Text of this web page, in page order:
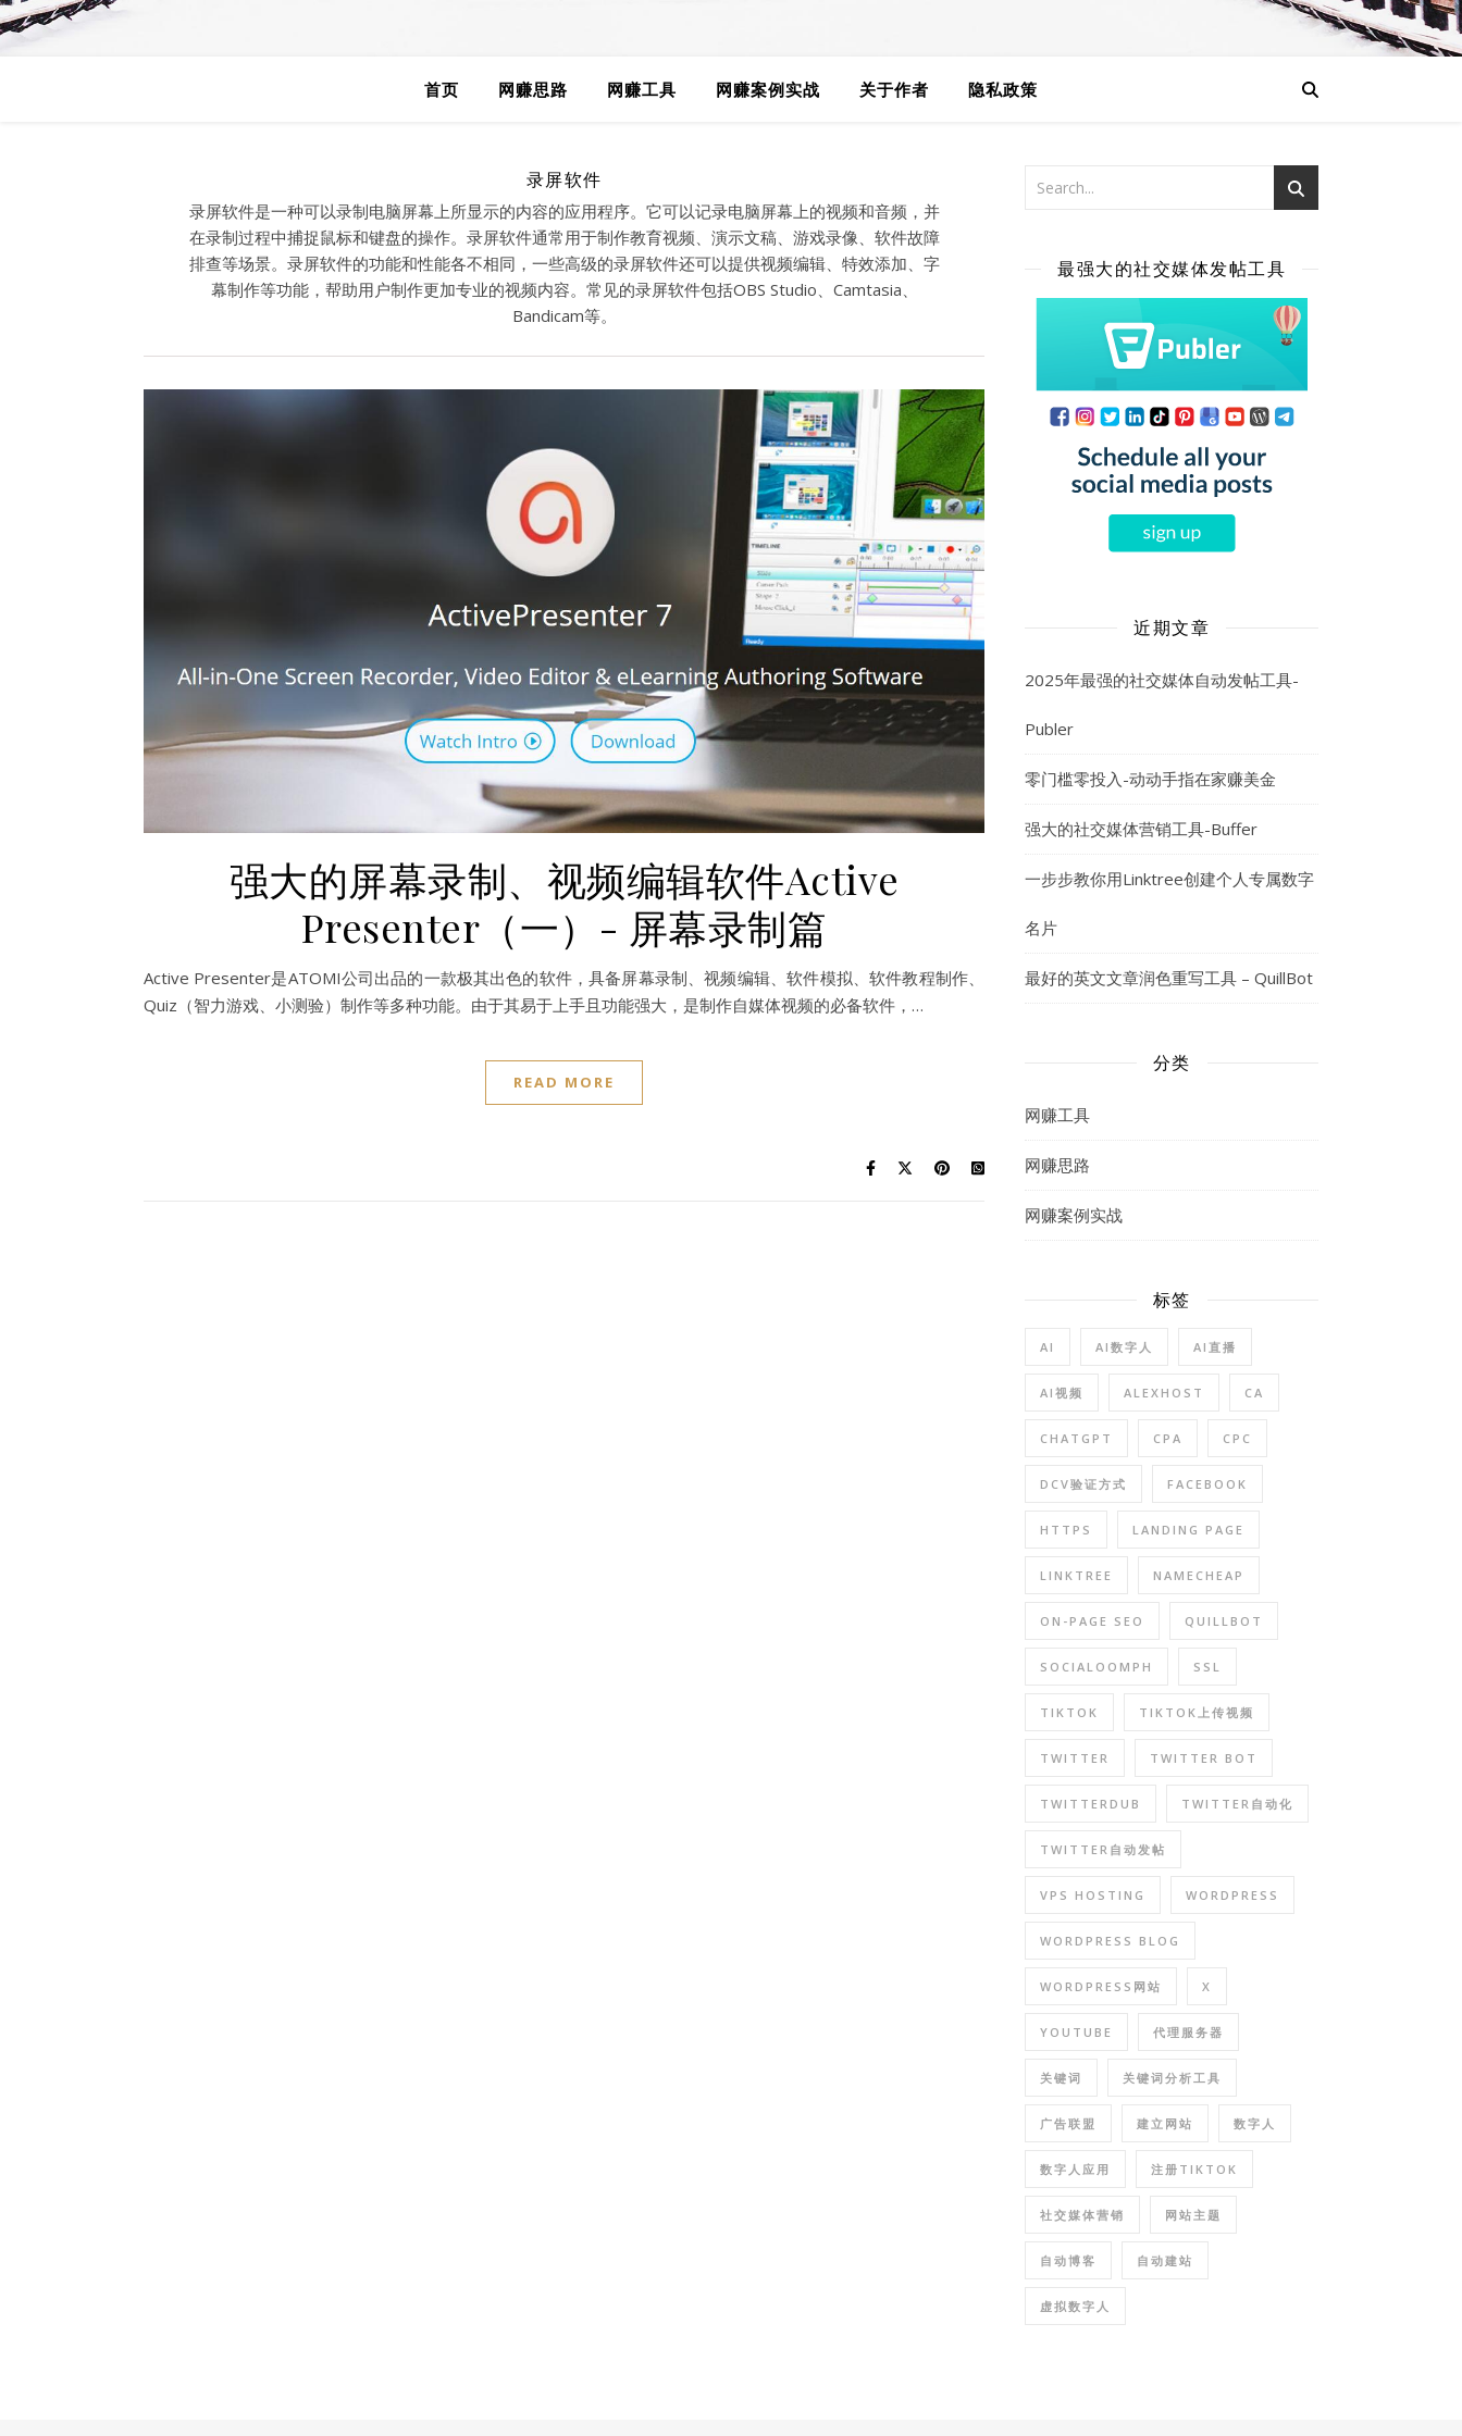
首页 网赚思路 网赚工具 网赚案例实战 关于作者 隐私政策
录屏软件
录屏软件是一种可以录制电脑屏幕上所显示的内容的应用程序。它可以记录电脑屏幕上的视频和音频，并
在录制过程中捕捉鼠标和键盘的操作。录屏软件通常用于制作教育视频、演示文稿、游戏录像、软件故障
排查等场景。录屏软件的功能和性能各不相同，一些高级的录屏软件还可以提供视频编辑、特效添加、字
幕制作等功能，帮助用户制作更加专业的视频内容。常见的录屏软件包括OBS Studio、Camtasia、
Bandicam等。
强大的屏幕录制、视频编辑软件Active
Presenter（一）- 屏幕录制篇
Active Presenter是ATOMI公司出品的一款极其出色的软件，具备屏幕录制、视频编辑、软件模拟、软件教程制作、
Quiz（智力游戏、小测验）制作等多种功能。由于其易于上手且功能强大，是制作自媒体视频的必备软件，…
READ MORE
最强大的社交媒体发帖工具
近期文章
2025年最强的社交媒体自动发帖工具-
Publer
零门槛零投入-动动手指在家赚美金
强大的社交媒体营销工具-Buffer
一步步教你用Linktree创建个人专属数字
名片
最好的英文文章润色重写工具 – QuillBot
分类
网赚工具
网赚思路
网赚案例实战
标签
AI AI数字人 AI直播
AI视频 ALEXHOST CA
CHATGPT CPA CPC
DCV验证方式 FACEBOOK
HTTPS LANDING PAGE
LINKTREE NAMECHEAP
ON-PAGE SEO QUILLBOT
SOCIALOOMPH SSL
TIKTOK TIKTOK上传视频
TWITTER TWITTER BOT
TWITTERDUB TWITTER自动化
TWITTER自动发帖
VPS HOSTING WORDPRESS
WORDPRESS BLOG
WORDPRESS网站 X
YOUTUBE 代理服务器
关键词 关键词分析工具
广告联盟 建立网站 数字人
数字人应用 注册TIKTOK
社交媒体营销 网站主题
自动博客 自动建站
虚拟数字人